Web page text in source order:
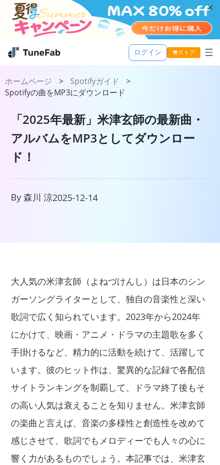
ストア
Music One
TuneFab MusicOne
Apple Music 変換
Spotify 音楽変換
Amazon Music 変換
Youtube Music 変換
Line Music 変換
活用記事
サポート
ログイン
ホームページ > Spotifyガイド
>
Spotifyの曲をMP3にダウンロード
「2025年最新」米津玄師の最新曲・
アルバムをMP3としてダウンロー
ド！
By 森川 涼2025-12-14
大人気の米津玄師（よねづけんし）は日本のシン
ガーソングライターとして、独自の音楽性と深い
歌詞で広く知られています。2023年から2024年
にかけて、映画・アニメ・ドラマの主題歌を多く
手掛けるなど、精力的に活動を続けて、活躍して
います。彼のヒット作は、驚異的な記録で各配信
サイトランキングを制覇して、ドラマ終了後もそ
の高い人気は衰えることを知りません。米津玄師
の楽曲と言えば、音楽の多様性と創造性を改めて
感じさせて、歌詞でもメロディーでも人々の心に
響く力があるものでしょう。本記事では、米津玄